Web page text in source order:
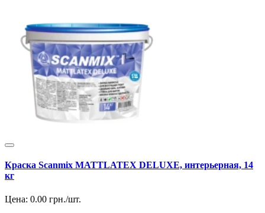
Краска Scanmix MATTLATEX DELUXE, интерьерная, 14
кг
Цена: 0.00 грн./шт.